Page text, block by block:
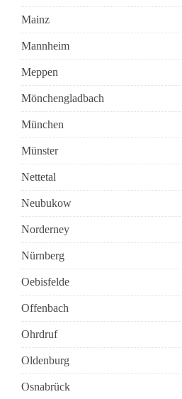
Mainz
Mannheim
Meppen
Mönchengladbach
München
Münster
Nettetal
Neubukow
Norderney
Nürnberg
Oebisfelde
Offenbach
Ohrdruf
Oldenburg
Osnabrück